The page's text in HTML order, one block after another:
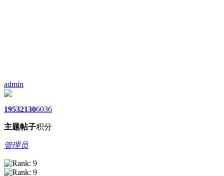
admin
1953
主题
2130
帖子
6036
积分
管理员